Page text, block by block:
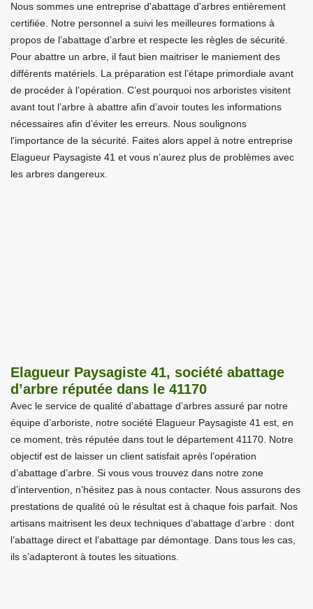
Nous sommes une entreprise d'abattage d'arbres entièrement
certifiée. Notre personnel a suivi les meilleures formations à
propos de l’abattage d’arbre et respecte les règles de sécurité.
Pour abattre un arbre, il faut bien maitriser le maniement des
différents matériels. La préparation est l’étape primordiale avant
de procéder à l’opération. C’est pourquoi nos arboristes visitent
avant tout l’arbre à abattre afin d’avoir toutes les informations
nécessaires afin d’éviter les erreurs. Nous soulignons
l'importance de la sécurité. Faites alors appel à notre entreprise
Elagueur Paysagiste 41 et vous n’aurez plus de problèmes avec
les arbres dangereux.
Elagueur Paysagiste 41, société abattage
d’arbre réputée dans le 41170
Avec le service de qualité d’abattage d’arbres assuré par notre
équipe d’arboriste, notre société Elagueur Paysagiste 41 est, en
ce moment, très réputée dans tout le département 41170. Notre
objectif est de laisser un client satisfait après l’opération
d’abattage d’arbre. Si vous vous trouvez dans notre zone
d’intervention, n’hésitez pas à nous contacter. Nous assurons des
prestations de qualité où le résultat est à chaque fois parfait. Nos
artisans maitrisent les deux techniques d’abattage d’arbre : dont
l’abattage direct et l’abattage par démontage. Dans tous les cas,
ils s’adapteront à toutes les situations.